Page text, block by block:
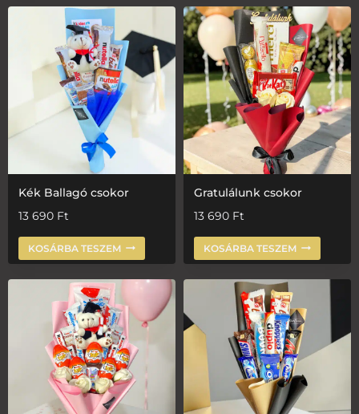
Kék Ballagó csokor
13 690 Ft
KOSÁRBA TESZEM
Gratulálunk csokor
13 690 Ft
KOSÁRBA TESZEM